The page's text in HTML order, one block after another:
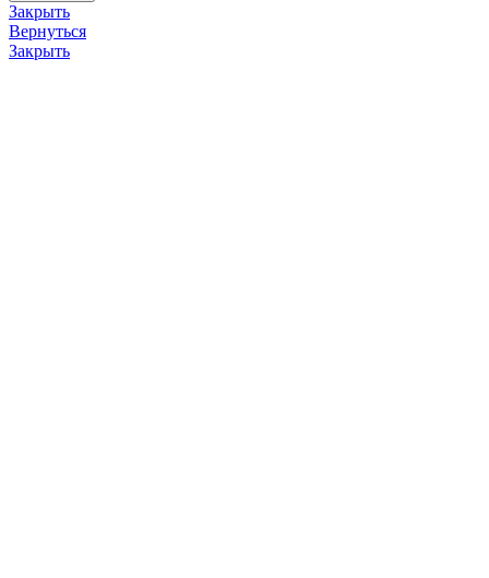
Закрыть
Вернуться
Закрыть